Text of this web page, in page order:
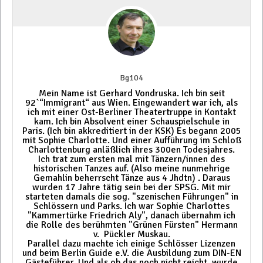
Bg104
Mein Name ist Gerhard Vondruska. Ich bin seit
92`“Immigrant“ aus Wien. Eingewandert war ich, als
ich mit einer Ost-Berliner Theatertruppe in Kontakt
kam. Ich bin Absolvent einer Schauspielschule in
Paris. (Ich bin akkreditiert in der KSK) Es begann 2005
mit Sophie Charlotte. Und einer Aufführung im Schloß
Charlottenburg anläßlich ihres 300en Todesjahres.
Ich trat zum ersten mal mit Tänzern/innen des
historischen Tanzes auf. (Also meine nunmehrige
Gemahlin beherrscht Tänze aus 4 Jhdtn) . Daraus
wurden 17 Jahre tätig sein bei der SPSG. Mit mir
starteten damals die sog. "szenischen Führungen" in
Schlössern und Parks. Ich war Sophie Charlottes
"Kammertürke Friedrich Aly", danach übernahm ich
die Rolle des berühmten "Grünen Fürsten" Hermann
v. Pückler Muskau.
Parallel dazu machte ich einige Schlösser Lizenzen
und beim Berlin Guide e.V. die Ausbildung zum DIN-EN